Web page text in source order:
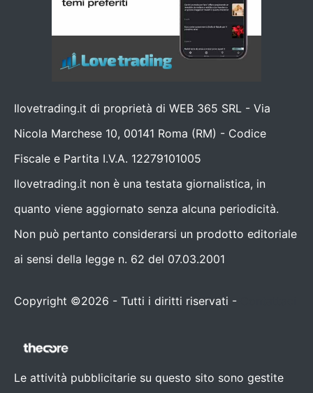
Ilovetrading.it di proprietà di WEB 365 SRL - Via
Nicola Marchese 10, 00141 Roma (RM) - Codice
Fiscale e Partita I.V.A. 12279101005
Ilovetrading.it non è una testata giornalistica, in
quanto viene aggiornato senza alcuna periodicità.
Non può pertanto considerarsi un prodotto editoriale
ai sensi della legge n. 62 del 07.03.2001
Copyright ©2026 - Tutti i diritti riservati -
Le attività pubblicitarie su questo sito sono gestite